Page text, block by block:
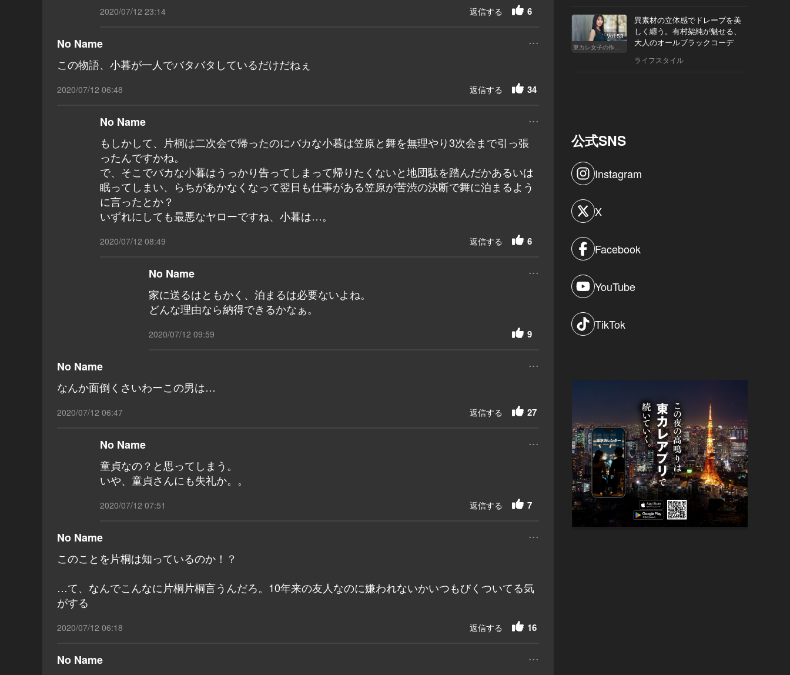
2020/07/12 23:14 6
返信する
No Name ...
この物語、小暮が一人でバタバタしているだけだねぇ
2020/07/12 06:48 34
返信する
No Name ...
もしかして、片桐は二次会で帰ったのにバカな小暮は笠原と舞を無理やり3次会まで引っ張
ったんですかね。
で、そこでバカな小暮はうっかり告ってしまって帰りたくないと地団駄を踏んだかあるいは
眠ってしまい、らちがあかなくなって翌日も仕事がある笠原が苦渋の決断で舞に泊まるよう
に言ったとか？
いずれにしても最悪なヤローですね、小暮は…。
2020/07/12 08:49 6
返信する
No Name ...
家に送るはともかく、泊まるは必要ないよね。
どんな理由なら納得できるかなぁ。
2020/07/12 09:59 9
No Name ...
なんか面倒くさいわーこの男は…
2020/07/12 06:47 27
返信する
No Name ...
童貞なの？と思ってしまう。
いや、童貞さんにも失礼か。。
2020/07/12 07:51 7
返信する
No Name ...
このことを片桐は知っているのか！？
…て、なんでこんなに片桐片桐言うんだろ。10年来の友人なのに嫌われないかいつもびくついてる気
がする
2020/07/12 06:18 16
返信する
No Name ...
Vol.53
東カレ女子の作り方
異素材の立体感でドレープを美
しく纏う。有村架純が魅せる、
大人のオールブラックコーデ
ライフスタイル
公式SNS
Instagram
X
Facebook
YouTube
TikTok